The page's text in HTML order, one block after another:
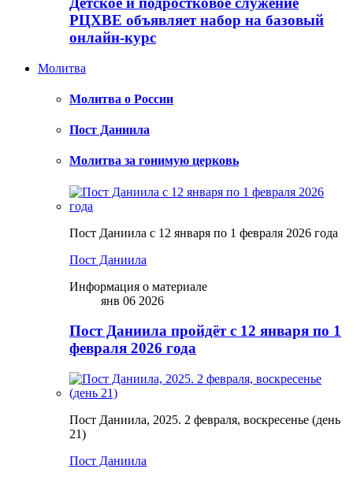
РЦХВЕ объявляет набор на базовый
онлайн-курс
Молитва
Молитва о России
Пост Даниила
Молитва за гонимую церковь
Пост Даниила с 12 января по 1 февраля 2026 года
Пост Даниила
Информация о материале
янв 06 2026
Пост Даниила пройдёт с 12 января по 1
февраля 2026 года
Пост Даниила, 2025. 2 февраля, воскресенье (день
21)
Пост Даниила